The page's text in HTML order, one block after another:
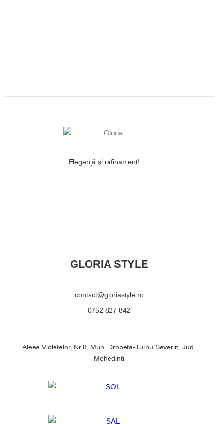
Eleganţă şi rafinament!
GLORIA STYLE
contact@gloriastyle.ro
0752 827 842
Aleea Violetelor, Nr.8, Mun. Drobeta-Turnu Severin, Jud.
Mehedinti